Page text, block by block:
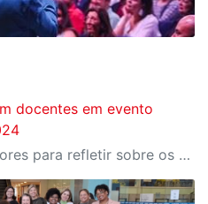
docentes em evento
O encontro reuniu educadores para refletir sobre os desafios e as transformações da educação em tempos de inovação tecnológica